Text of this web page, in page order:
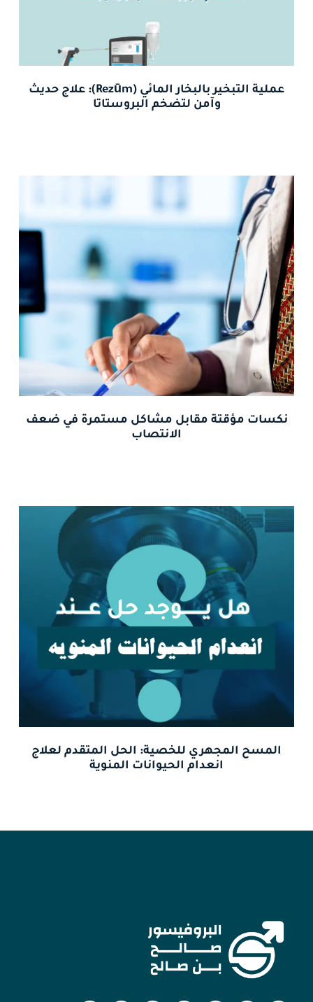
عملية التبخير بالبخار المائي (Rezūm): علاج حديث
وآمن لتضخم البروستاتا
نكسات مؤقتة مقابل مشاكل مستمرة في ضعف
الانتصاب
المسح المجهري للخصية: الحل المتقدم لعلاج
انعدام الحيوانات المنوية